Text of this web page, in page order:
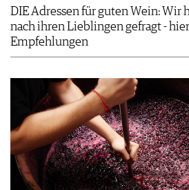
DIE Adressen für guten Wein: Wir
nach ihren Lieblingen gefragt -
Empfehlungen